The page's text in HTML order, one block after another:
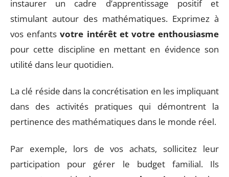
instaurer un cadre d’apprentissage positif et
stimulant autour des mathématiques. Exprimez à
vos enfantsvotre intérêt et votre enthousiasme
pour cette discipline en mettant en évidence son
utilité dans leur quotidien.
La clé réside dans la concrétisation en les impliquant
dans des activités pratiques qui démontrent la
pertinence des mathématiques dans le monde réel.
Par exemple, lors de vos achats, sollicitez leur
participation pour gérer le budget familial. Ils